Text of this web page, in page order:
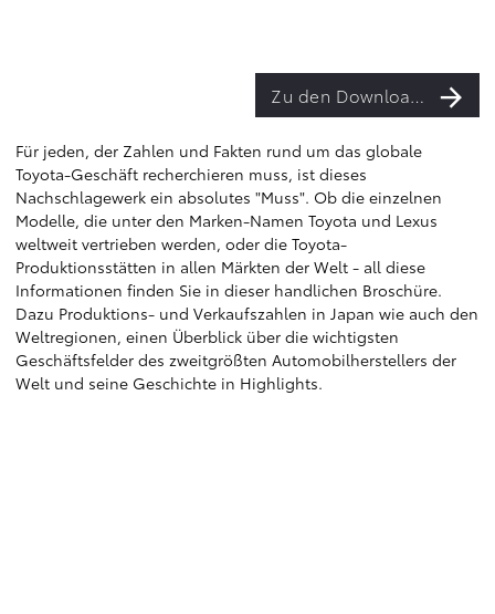
Zu den Downloads
Für jeden, der Zahlen und Fakten rund um das globale
Toyota-Geschäft recherchieren muss, ist dieses
Nachschlagewerk ein absolutes "Muss". Ob die einzelnen
Modelle, die unter den Marken-Namen Toyota und Lexus
weltweit vertrieben werden, oder die Toyota-
Produktionsstätten in allen Märkten der Welt - all diese
Informationen finden Sie in dieser handlichen Broschüre.
Dazu Produktions- und Verkaufszahlen in Japan wie auch den
Weltregionen, einen Überblick über die wichtigsten
Geschäftsfelder des zweitgrößten Automobilherstellers der
Welt und seine Geschichte in Highlights.